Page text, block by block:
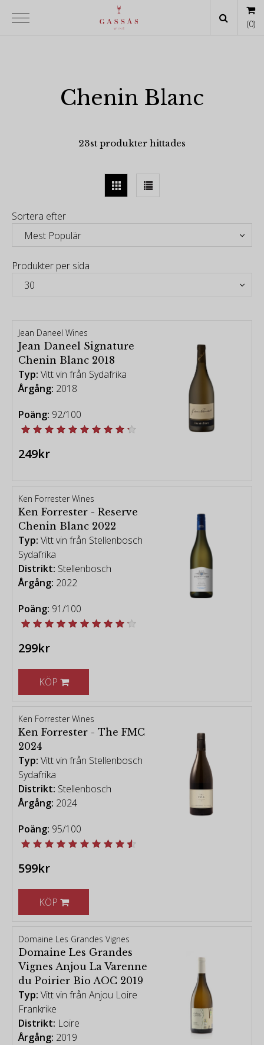
Chenin Blanc
23st produkter hittades
Sortera efter
Produkter per sida
Jean Daneel Wines
Jean Daneel Signature
Chenin Blanc 2018
Typ: Vitt vin från Sydafrika
Årgång: 2018
Poäng: 92/100
249kr
Ken Forrester Wines
Ken Forrester - Reserve
Chenin Blanc 2022
Typ: Vitt vin från Stellenbosch
Sydafrika
Distrikt: Stellenbosch
Årgång: 2022
Poäng: 91/100
299kr
KÖP
Ken Forrester Wines
Ken Forrester - The FMC
2024
Typ: Vitt vin från Stellenbosch
Sydafrika
Distrikt: Stellenbosch
Årgång: 2024
Poäng: 95/100
599kr
KÖP
Domaine Les Grandes Vignes
Domaine Les Grandes
Vignes Anjou La Varenne
du Poirier Bio AOC 2019
Typ: Vitt vin från Anjou Loire
Frankrike
Distrikt: Loire
Årgång: 2019
(0)